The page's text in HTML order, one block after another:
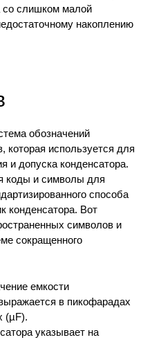
со слишком малой
накоплению
обозначений
которая используется для
и допуска конденсатора.
коды и символы для
способа
конденсатора. Вот
символов и
сокращенного
емкости
в пикофарадах
(µF).
указывает на